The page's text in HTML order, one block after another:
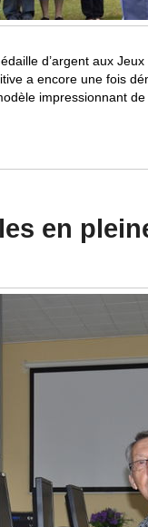
d’argent aux
a encore une fois
impressionnant de
en